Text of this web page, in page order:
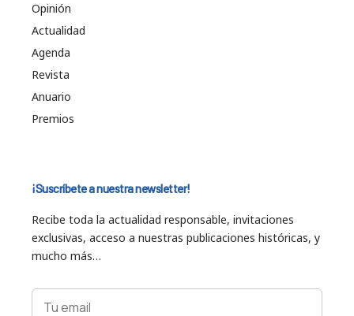
Opinión
Actualidad
Agenda
Revista
Anuario
Premios
¡Suscríbete a nuestra newsletter!
Recibe toda la actualidad responsable, invitaciones
exclusivas, acceso a nuestras publicaciones históricas, y
mucho más…